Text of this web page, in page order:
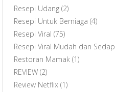
Resepi Udang (2)
Resepi Untuk Berniaga (4)
Resepi Viral (75)
Resepi Viral Mudah dan Sedap
Restoran Mamak (1)
REVIEW (2)
Review Netflix (1)